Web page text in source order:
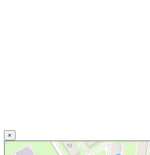
×
Нижний Новгород
Свирская улица, 20 — Яндекс.Карты